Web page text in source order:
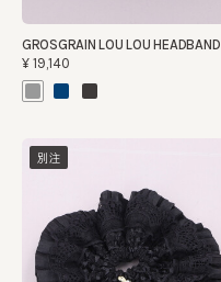
GROSGRAIN LOU LOU HEADBAND
¥19,140
別注